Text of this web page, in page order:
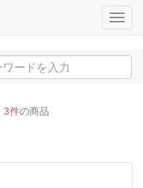
3件の商品